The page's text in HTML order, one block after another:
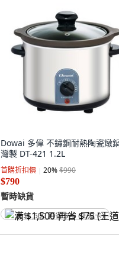
Dowai 多偉 不鏽鋼耐熱陶瓷燉
灣製 DT-421 1.2L
首購折扣價 20%$990
$790
暫時缺貨
满 $1,500 再省 $75 (王道卡)